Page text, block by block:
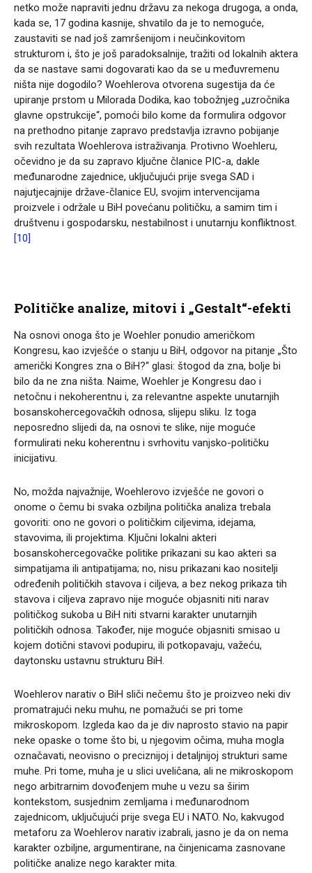
netko može napraviti jednu državu za nekoga drugoga, a onda,
kada se, 17 godina kasnije, shvatilo da je to nemoguće,
zaustaviti se nad još zamršenijom i neučinkovitom
strukturom i, što je još paradoksalnije, tražiti od lokalnih aktera
da se nastave sami dogovarati kao da se u međuvremenu
ništa nije dogodilo? Woehlerova otvorena sugestija da će
upiranje prstom u Milorada Dodika, kao tobožnjeg „uzročnika
glavne opstrukcije“, pomoći bilo kome da formulira odgovor
na prethodno pitanje zapravo predstavlja izravno pobijanje
svih rezultata Woehlerova istraživanja. Protivno Woehleru,
očevidno je da su zapravo ključne članice PIC-a, dakle
međunarodne zajednice, uključujući prije svega SAD i
najutjecajnije države-članice EU, svojim intervencijama
proizvele i održale u BiH povećanu političku, a samim tim i
društvenu i gospodarsku, nestabilnost i unutarnju konfliktnost.
[10]
Političke analize, mitovi i „Gestalt“-efekti
Na osnovi onoga što je Woehler ponudio američkom
Kongresu, kao izvješće o stanju u BiH, odgovor na pitanje „Što
američki Kongres zna o BiH?“ glasi: štogod da zna, bolje bi
bilo da ne zna ništa. Naime, Woehler je Kongresu dao i
netočnu i nekoherentnu i, za relevantne aspekte unutarnjih
bosanskohercegovačkih odnosa, slijepu sliku. Iz toga
neposredno slijedi da, na osnovi te slike, nije moguće
formulirati neku koherentnu i svrhovitu vanjsko-političku
inicijativu.
No, možda najvažnije, Woehlerovo izvješće ne govori o
onome o čemu bi svaka ozbiljna politička analiza trebala
govoriti: ono ne govori o političkim ciljevima, idejama,
stavovima, ili projektima. Ključni lokalni akteri
bosanskohercegovačke politike prikazani su kao akteri sa
simpatijama ili antipatijama; no, nisu prikazani kao nositelji
određenih političkih stavova i ciljeva, a bez nekog prikaza tih
stavova i ciljeva zapravo nije moguće objasniti niti narav
političkog sukoba u BiH niti stvarni karakter unutarnjih
političkih odnosa. Također, nije moguće objasniti smisao u
kojem dotični stavovi podupiru, ili potkopavaju, važeću,
daytonsku ustavnu strukturu BiH.
Woehlerov narativ o BiH sliči nečemu što je proizveo neki div
promatrajući neku muhu, ne pomažući se pri tome
mikroskopom. Izgleda kao da je div naprosto stavio na papir
neke opaske o tome što bi, u njegovim očima, muha mogla
označavati, neovisno o preciznijoj i detaljnijoj strukturi same
muhe. Pri tome, muha je u slici uveličana, ali ne mikroskopom
nego arbitrarnim dovođenjem muhe u vezu sa širim
kontekstom, susjednim zemljama i međunarodnom
zajednicom, uključujući prije svega EU i NATO. No, kakvugod
metaforu za Woehlerov narativ izabrali, jasno je da on nema
karakter ozbiljne, argumentirane, na činjenicama zasnovane
političke analize nego karakter mita.